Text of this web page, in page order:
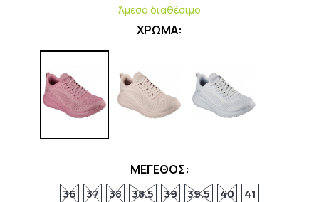
Άμεσα διαθέσιμο
ΧΡΩΜΑ:
ΜΕΓΕΘΟΣ:
36 37 38 38.5 39 39.5 40 41